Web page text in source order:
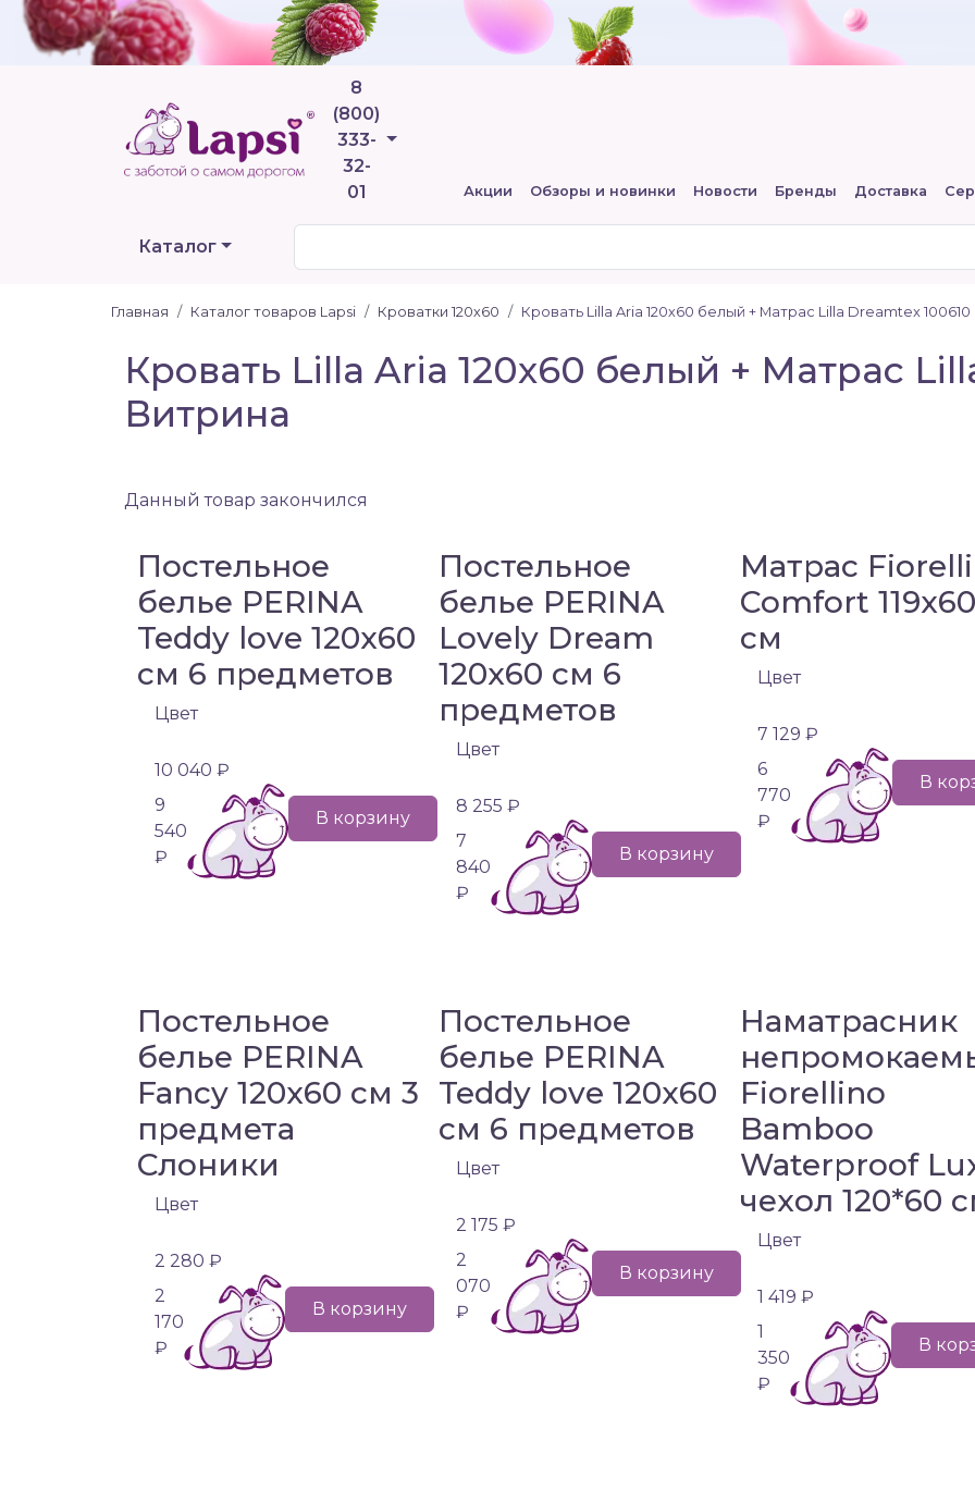
8
(800)
333-
32-
01
Телефоны
Акции Обзоры и новинки Новости Бренды Доставка
Каталог
Главная Каталог товаров Lapsi Кроватки 120х60 Кровать Lilla Aria 120х60 белый + Матрас Lilla Dreamtex
Кровать Lilla Aria 120х60 белый + Матрас
Витрина
Данный товар закончился
Постельное
белье PERINA
Teddy love 120х60
см 6 предметов
Цвет
10 040 ₽
9
540
₽
В корзину
Постельное
белье PERINA
Lovely Dream
120х60 см 6
предметов
Цвет
8 255 ₽
7
840
₽
В корзину
Матрас
Comfort
см
Цвет
7 129 ₽
6
770
₽
В
Постельное
белье PERINA
Fancy 120х60 см 3
предмета
Слоники
Цвет
2 280 ₽
2
170
₽
В корзину
Постельное
белье PERINA
Teddy love 120х60
см 6 предметов
Цвет
2 175 ₽
2
070
₽
В корзину
Наматрасник
Fiorellino
Bamboo
Waterproof
чехол 120*60
Цвет
1 419 ₽
1
350
₽
В